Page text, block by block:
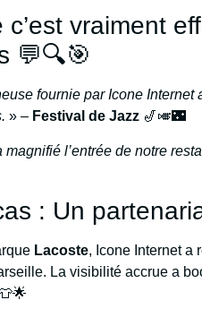
c’est vraiment
💬🔍🎯
fournie par Icone
» – Festival de Jazz 🎷🎺🌃
magnifié l’entrée de notre
: Un
Lacoste, Icone Internet a
La visibilité accrue a